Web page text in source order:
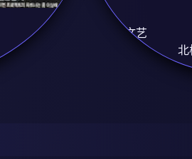
治愈/文艺
北